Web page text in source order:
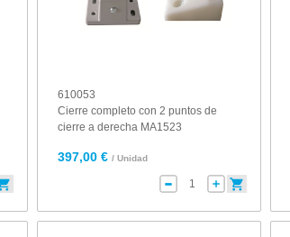
610053
Cierre completo con 2 puntos de
cierre a derecha MA1523
397,00 € / Unidad